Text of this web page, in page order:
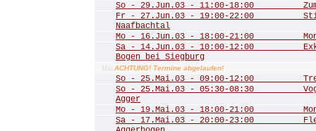
So - 29.Jun.03 - 11:00-18:00 Zum
Fr - 27.Jun.03 - 19:00-22:00
Naafbachtal
Mo - 16.Jun.03 - 18:00-21:00
Sa - 14.Jun.03 - 10:00-12:00
Bogen bei Siegburg
Mai ACHTUNG! Termine abgelaufen!
So - 25.Mai.03 - 09:00-12:00
So - 25.Mai.03 - 05:30-08:30
Agger
Mo - 19.Mai.03 - 18:00-21:00
Sa - 17.Mai.03 - 20:00-23:00